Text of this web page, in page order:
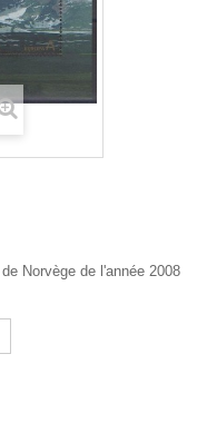
Norvège de l'année 2008